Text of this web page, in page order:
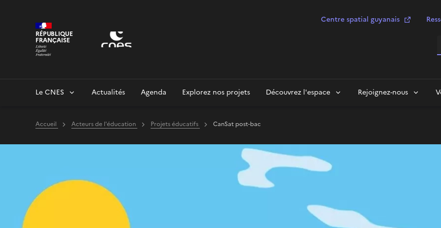
RÉPUBLIQUE
FRANÇAISE
Centre spatial guyanais
Le CNES Actualités Agenda Explorez nos projets Découvrez l'espace Rejoignez-nous
Accueil Acteurs de l'éducation Projets éducatifs CanSat post-bac